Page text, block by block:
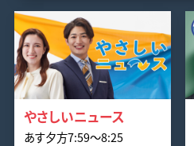
やさしいニュース
あす夕方7:59〜8:25